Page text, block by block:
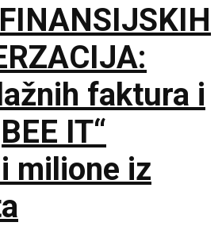
faktura i
IT“
milione iz